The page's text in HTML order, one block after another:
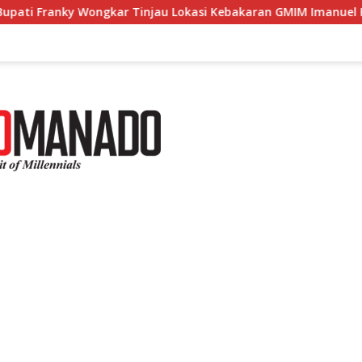
Tinjau Lokasi Kebakaran GMIM Imanuel Kawangkoan